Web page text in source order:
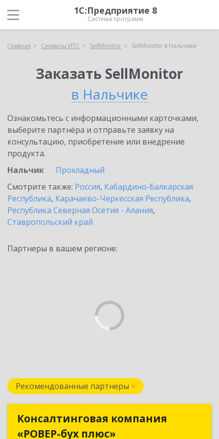
1С:Предприятие 8
Система программ
Главная Сервисы ИТС SellMonitor SellMonitor в Нальчике
Заказать SellMonitor
в Нальчике
Ознакомьтесь с информационными карточками,
выберите партнёра и отправьте заявку на
консультацию, приобретение или внедрение
продукта.
Нальчик
Прохладный
Смотрите также: Россия, Кабардино-Балкарская
Республика, Карачаево-Черкесская Республика,
Республика Северная Осетия - Алания,
Ставропольский край
Партнеры в вашем регионе:
Рекомендованные партнеры
Консалтинговая компания
«РОВЕР-бух плюс»
Консалтинговая компания
«РОВЕР-бух плюс»